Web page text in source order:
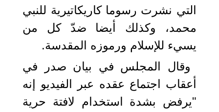
التي نشرت رسوما كاريكاتيرية للنبي
محمد، وكذلك أيضا ضدّ كل من
يسيء للإسلام ورموزه المقدسة.
وقال المجلس في بيان صدر في
أعقاب اجتماع عقده عبر الفيديو إنه
"يرفض بشدة استخدام لافتة حرية